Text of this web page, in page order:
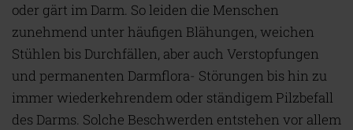
oder gärt im Darm. So leiden die Menschen
zunehmend unter häufigen Blähungen, weichen
Stühlen bis Durchfällen, aber auch Verstopfungen
und permanenten Darmflora- Störungen bis hin zu
immer wiederkehrendem oder ständigem Pilzbefall
des Darms. Solche Beschwerden entstehen vor allem